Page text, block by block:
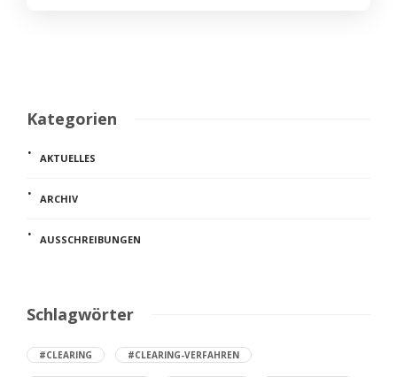
Kategorien
AKTUELLES
ARCHIV
AUSSCHREIBUNGEN
Schlagwörter
#CLEARING #CLEARING-VERFAHREN